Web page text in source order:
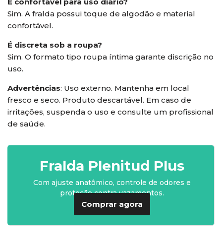
Sim. A fralda possui toque de algodão e material
confortável.
É discreta sob a roupa?
Sim. O formato tipo roupa íntima garante discrição no
uso.
Advertências: Uso externo. Mantenha em local
fresco e seco. Produto descartável. Em caso de
irritações, suspenda o uso e consulte um profissional
de saúde.
Fralda Plenitud Plus
Com ajuste anatômico, controle de odores e
proteção contra vazamentos.
Comprar agora